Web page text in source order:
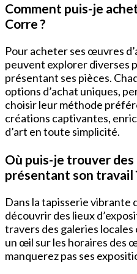
Comment puis-je
Corre ?
Pour acheter ses œuvres
peuvent explorer diverses
présentant ses pièces.
options d’achat uniques,
choisir leur méthode
créations captivantes,
d’art en toute simplicité.
Où puis-je trouver
présentant son travail
Dans la tapisserie vibrante
découvrir des lieux
travers des galeries locales
un œil sur les horaires des
manquerez pas ses